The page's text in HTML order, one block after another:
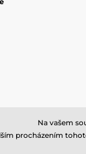
© 2026 gun.zone ⦁ E-
Na vašem
procházením